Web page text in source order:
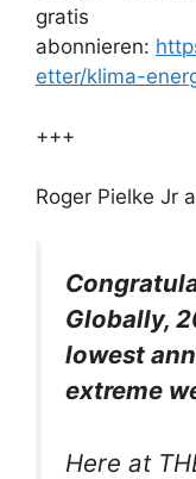
gratis
abonnieren:
etter/klima-
+++
Roger Pielke Jr
Globally,
lowest
extreme
Here at